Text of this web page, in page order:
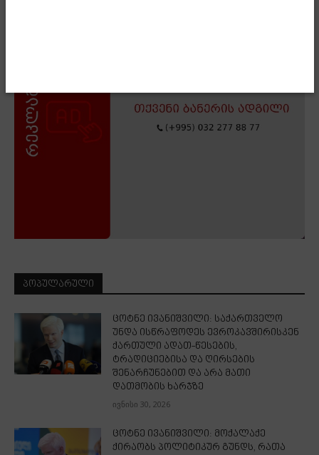
ᲞᲝᲞᲣᲚᲐᲠᲣᲚᲘ
ცოტნე ივანიშვილი: საქართველო
უნდა ისწრაფოდეს ევროკავშირისკენ
ქართული ადათ-წესების,
ტრადიციებისა და ღირსების
შენარჩუნებით და არა მათი
დათმობის ხარჯზე
ივნისი 30, 2026
ცოტნე ივანიშვილი: მოქალაქე
ქირაობს პოლიტიკურ გუნდს, რათა